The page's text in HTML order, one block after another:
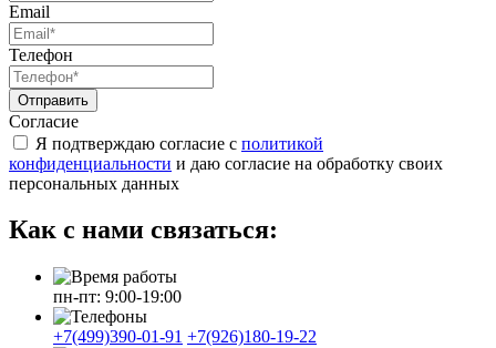
Email
Телефон
Отправить
Согласие
Я подтверждаю согласие с политикой
конфиденциальности и даю согласие на обработку своих
персональных данных
Как с нами связаться:
пн-пт: 9:00-19:00
+7(499)390-01-91 +7(926)180-19-22